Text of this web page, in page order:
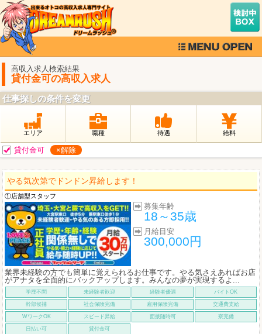
高収入求人検索結果
貸付金可の高収入求人
仕事探しの条件を変更
エリア 職種 待遇 給料
貸付金可 ×解除
やる気次第でドンドン昇給します！
①店舗型スタッフ
募集年齢
18～35歳
月給目安
300,000円
業界未経験の方でも簡単に覚えられるお仕事です。やる気さえあればお店
がアナタを全面的にバックアップします。みんなの夢が実現するよ...
学歴不問 未経験者歓迎 経験者優遇 バイトOK
幹部候補 社会保険完備 雇用保険完備 交通費支給
WワークOK スピード昇給 面接随時可 寮完備
日払い可 貸付金可